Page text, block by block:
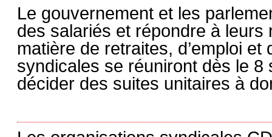
Le gouvernement et les
des salariés et répondre à leurs
matière de retraites, d’emploi
syndicales se réuniront dès le
décider des suites unitaires à